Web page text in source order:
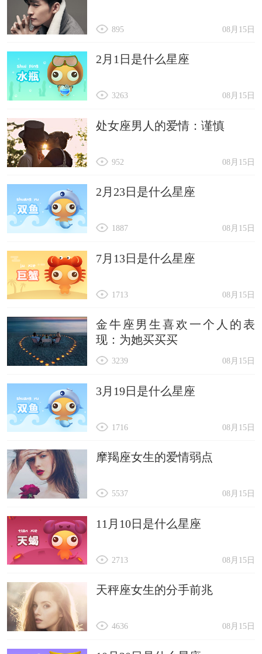
08月15日
895
2月1日是什么星座
08月15日
3263
处女座男人的爱情：谨慎
08月15日
952
2月23日是什么星座
08月15日
1887
7月13日是什么星座
08月15日
1713
金牛座男生喜欢一个人的表
现：为她买买买
08月15日
3239
3月19日是什么星座
08月15日
1716
摩羯座女生的爱情弱点
08月15日
5537
11月10日是什么星座
08月15日
2713
天秤座女生的分手前兆
08月15日
4636